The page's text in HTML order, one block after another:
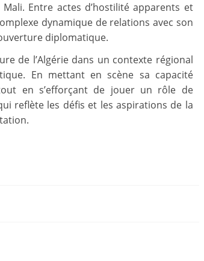
Entre actes d’hostilité apparents et
dynamique de relations avec son
diplomatique.
de l’Algérie dans un contexte régional
En mettant en scène sa capacité
en s’efforçant de jouer un rôle de
reflète les défis et les aspirations de la